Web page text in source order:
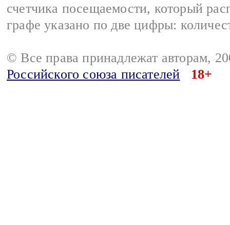
счетчика посещаемости, который
графе указано по две цифры:
© Все права принадлежат авторам,
Российского союза писателей
18+